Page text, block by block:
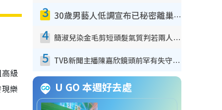
級
樂
3 30歲男藝人低調宣布已秘密離巢！人氣急跌變失蹤人口︰「這幾年過得並不容易」
4 簡淑兒染金毛剪短頭髮氣質判若兩人！嚇壞老公麥大力都認唔出：「你做咩事？」
5 TVB新聞主播陳嘉欣鏡頭前罕有失守！遭林超英一句說話突襲嚇親當場大笑
U GO 本週好去處